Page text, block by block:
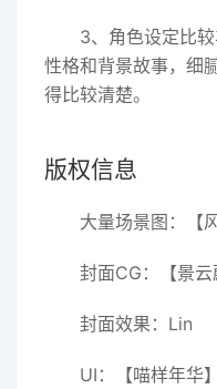
3、角色设定比
性格和背景故事，细
得比较清楚。
版权信息
大量场景图：【
封面CG：【景
封面效果：Lin
UI：【喵样年华